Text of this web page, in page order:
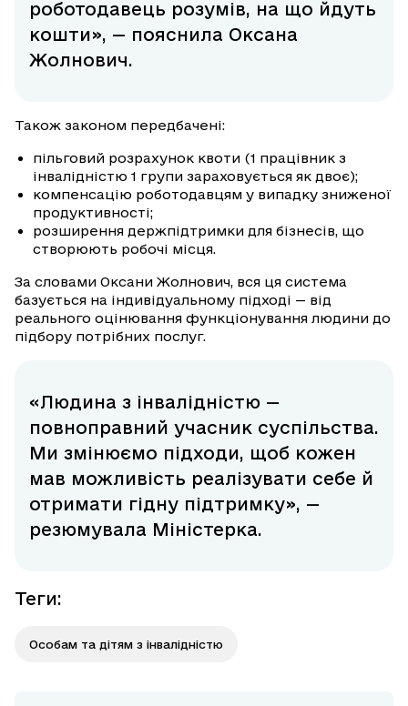
роботодавець розумів, на що йдуть
кошти», — пояснила Оксана
Жолнович.
Також законом передбачені:
пільговий розрахунок квоти (1 працівник з
інвалідністю 1 групи зараховується як двоє);
компенсацію роботодавцям у випадку зниженої
продуктивності;
розширення держпідтримки для бізнесів, що
створюють робочі місця.
За словами Оксани Жолнович, вся ця система
базується на індивідуальному підході — від
реального оцінювання функціонування людини до
підбору потрібних послуг.
«Людина з інвалідністю —
повноправний учасник суспільства.
Ми змінюємо підходи, щоб кожен
мав можливість реалізувати себе й
отримати гідну підтримку», —
резюмувала Міністерка.
Теги:
Особам та дітям з інвалідністю